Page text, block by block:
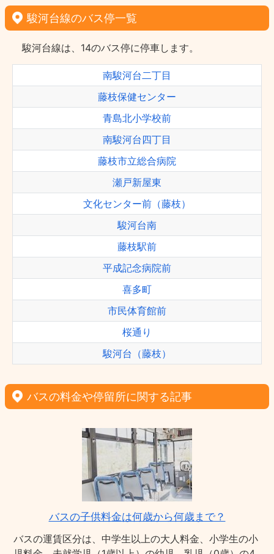
駿河台線のバス停一覧
駿河台線は、14のバス停に停車します。
南駿河台二丁目
藤枝保健センター
青島北小学校前
南駿河台四丁目
藤枝市立総合病院
瀬戸新屋東
文化センター前（藤枝）
駿河台南
藤枝駅前
平成記念病院前
喜多町
市民体育館前
桜通り
駿河台（藤枝）
バスの料金や停留所に関する記事
バスの子供料金は何歳から何歳まで？
バスの運賃区分は、中学生以上の大人料金、小学生の小